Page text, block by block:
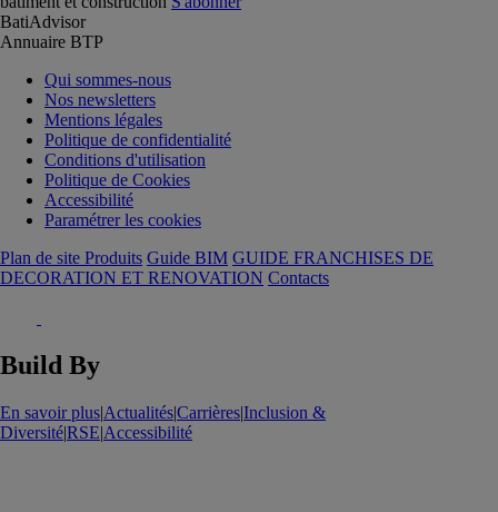
BatiAdvisor
Annuaire BTP
Qui sommes-nous
Nos newsletters
Mentions légales
Politique de confidentialité
Conditions d'utilisation
Politique de Cookies
Accessibilité
Paramétrer les cookies
Plan de site Produits Guide BIM GUIDE FRANCHISES DE
DECORATION ET RENOVATION Contacts
Build By
En savoir plus|Actualités|Carrières|Inclusion &
Diversité|RSE|Accessibilité